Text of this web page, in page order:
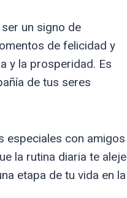
un signo de
de felicidad y
y la prosperidad. Es
de tus seres
especiales con amigos
la rutina diaria te aleje
etapa de tu vida en la